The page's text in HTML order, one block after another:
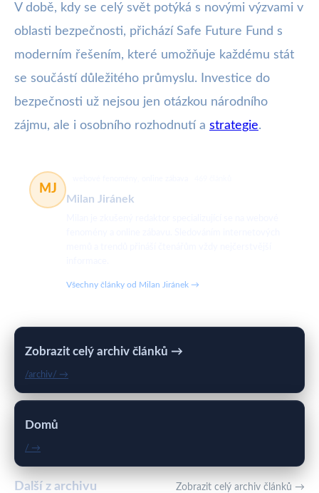
V době, kdy se celý svět potýká s novými výzvami v
oblasti bezpečnosti, přichází Safe Future Fund s
moderním řešením, které umožňuje každému stát
se součástí důležitého průmyslu. Investice do
bezpečnosti už nejsou jen otázkou národního
zájmu, ale i osobního rozhodnutí a strategie.
MJ
Milan Jiránek
Všechny články od Milan Jiránek →
Zobrazit celý archiv článků →
/archiv/ →
Domů
/ →
Další z archivu Zobrazit celý archiv článků →